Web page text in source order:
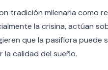
tradición milenaria como
la crisina, actúan
que la pasiflora
calidad del sueño.